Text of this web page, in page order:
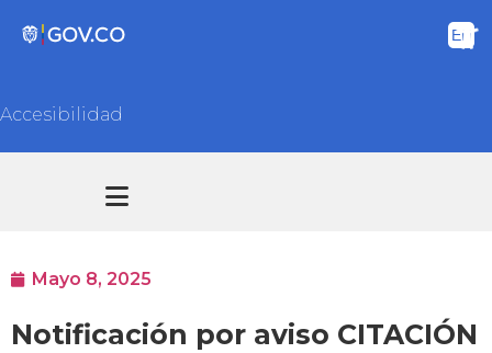
Accesibilidad
Mayo 8, 2025
Notificación por aviso CITACIÓN